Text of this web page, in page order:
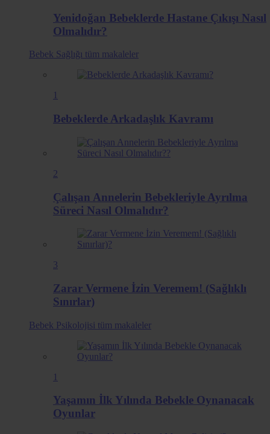
Yenidoğan Bebeklerde Hastane Çıkışı Nasıl
Olmalıdır?
Bebek Sağlığı tüm makaleler
1
Bebeklerde Arkadaşlık Kavramı
2
Çalışan Annelerin Bebekleriyle Ayrılma
Süreci Nasıl Olmalıdır?
3
Zarar Vermene İzin Veremem! (Sağlıklı
Sınırlar)
Bebek Psikolojisi tüm makaleler
1
Yaşamın İlk Yılında Bebekle Oynanacak
Oyunlar